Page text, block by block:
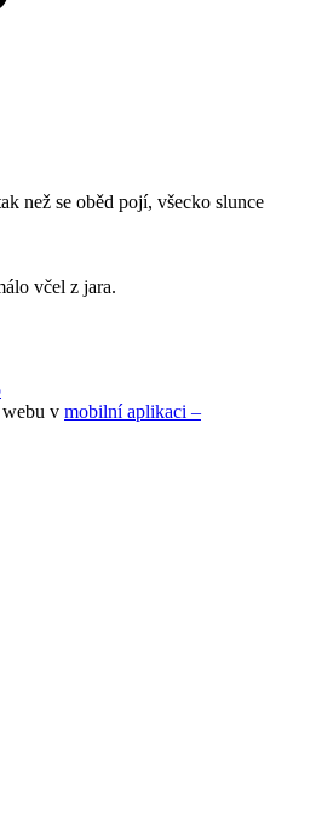
než se oběd pojí, všecko slunce
včel z jara.
webu v mobilní aplikaci –